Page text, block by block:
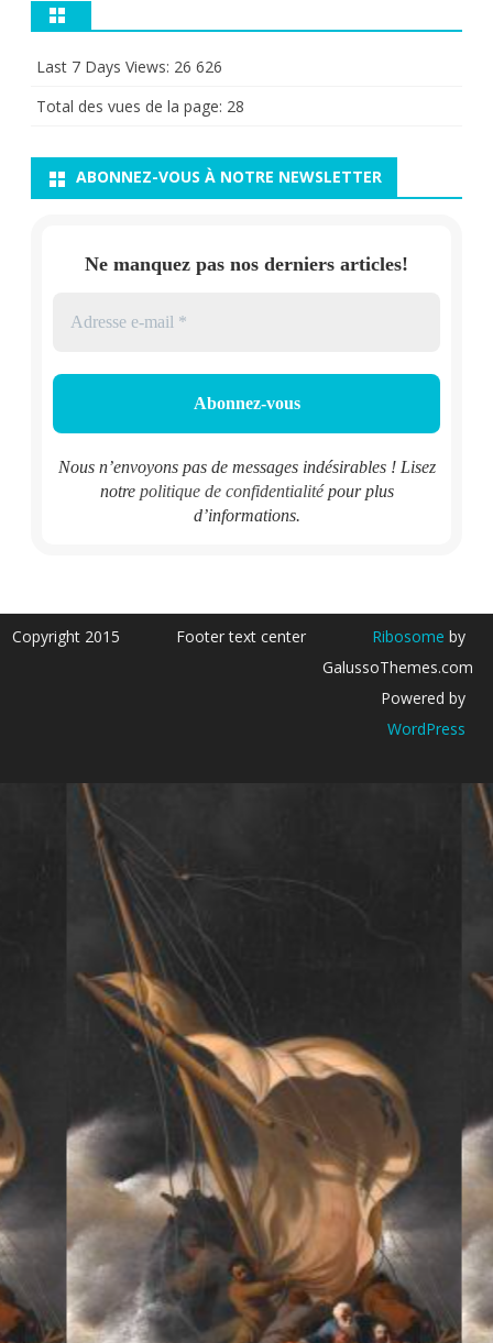
Last 7 Days Views: 26 626
Total des vues de la page: 28
ABONNEZ-VOUS À NOTRE NEWSLETTER
Ne manquez pas nos derniers articles!
Nous n’envoyons pas de messages indésirables ! Lisez
notre politique de confidentialitépour plus
d’informations.
Copyright 2015 Footer text center Ribosome by
GalussoThemes.com
Powered by
WordPress